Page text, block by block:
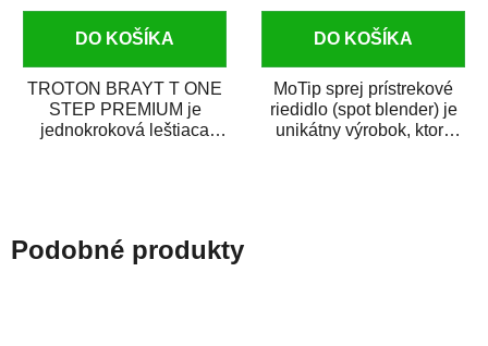
DO KOŠÍKA
TROTON BRAYT T ONE
STEP PREMIUM je
jednokroková leštiaca
DO KOŠÍKA
MoTip sprej prístrekové
riedidlo (spot blender) je
unikátny výrobok, ktorý
Podobné produkty